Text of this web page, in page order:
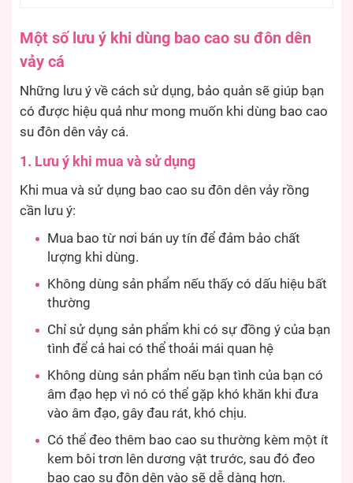
Một số lưu ý khi dùng bao cao su đôn dên
vảy cá
Những lưu ý về cách sử dụng, bảo quản sẽ giúp bạn
có được hiệu quả như mong muốn khi dùng bao cao
su đôn dên vảy cá.
1. Lưu ý khi mua và sử dụng
Khi mua và sử dụng bao cao su đôn dên vảy rồng
cần lưu ý:
Mua bao từ nơi bán uy tín để đảm bảo chất
lượng khi dùng.
Không dùng sản phẩm nếu thấy có dấu hiệu bất
thường
Chỉ sử dụng sản phẩm khi có sự đồng ý của bạn
tình để cả hai có thể thoải mái quan hệ
Không dùng sản phẩm nếu bạn tình của bạn có
âm đạo hẹp vì nó có thể gặp khó khăn khi đưa
vào âm đạo, gây đau rát, khó chịu.
Có thể đeo thêm bao cao su thường kèm một ít
kem bôi trơn lên dương vật trước, sau đó đeo
bao cao su đôn dên vào sẽ dễ dàng hơn.